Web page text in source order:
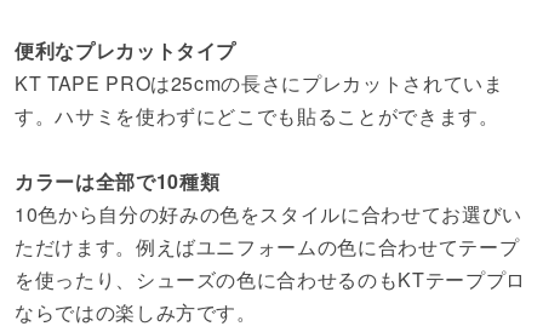
便利なプレカットタイプ
KT TAPE PROは25cmの長さにプレカットされていま
す。ハサミを使わずにどこでも貼ることができます。
カラーは全部で10種類
10色から自分の好みの色をスタイルに合わせてお選びい
ただけます。例えばユニフォームの色に合わせてテープ
を使ったり、シューズの色に合わせるのもKTテーププロ
ならではの楽しみ方です。